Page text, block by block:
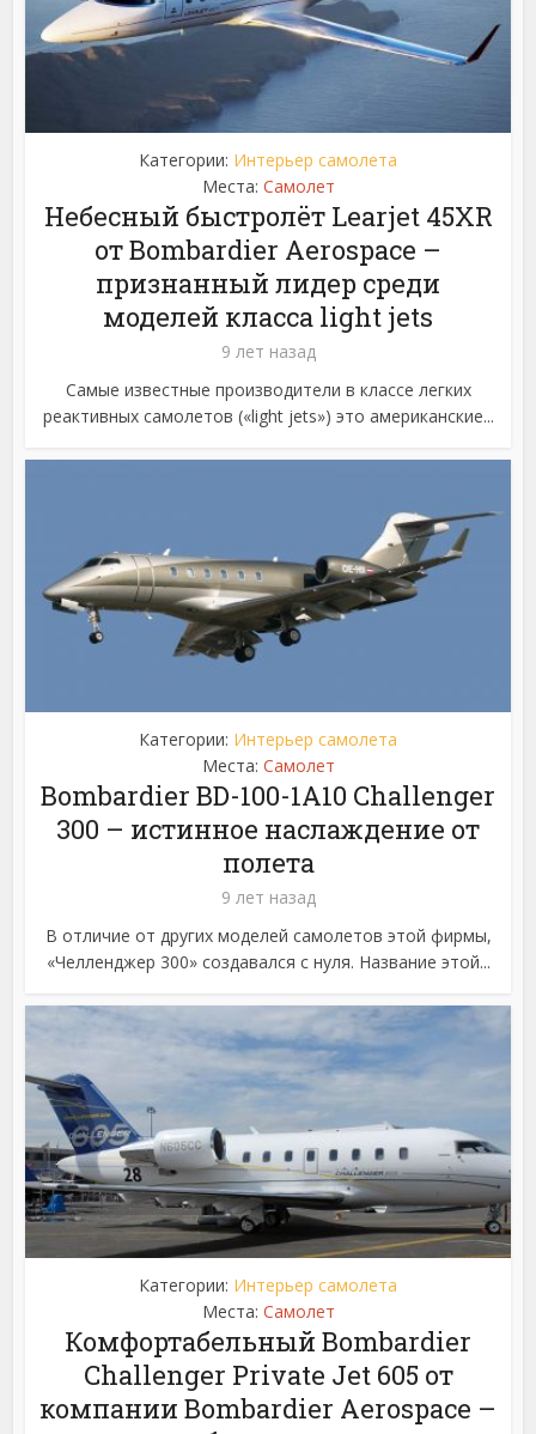
Категории: Интерьер самолета
Места: Самолет
Небесный быстролёт Learjet 45XR
от Bombardier Aerospace –
признанный лидер среди
моделей класса light jets
9 лет назад
Самые известные производители в классе легких
реактивных самолетов («light jets») это американские...
Категории: Интерьер самолета
Места: Самолет
Bombardier BD-100-1A10 Challenger
300 – истинное наслаждение от
полета
9 лет назад
В отличие от других моделей самолетов этой фирмы,
«Челленджер 300» создавался с нуля. Название этой...
Категории: Интерьер самолета
Места: Самолет
Комфортабельный Bombardier
Challenger Private Jet 605 от
компании Bombardier Aerospace –